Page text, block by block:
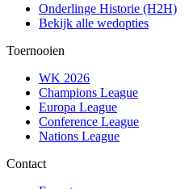
Onderlinge Historie (H2H)
Bekijk alle wedopties
Toernooien
WK 2026
Champions League
Europa League
Conference League
Nations League
Contact